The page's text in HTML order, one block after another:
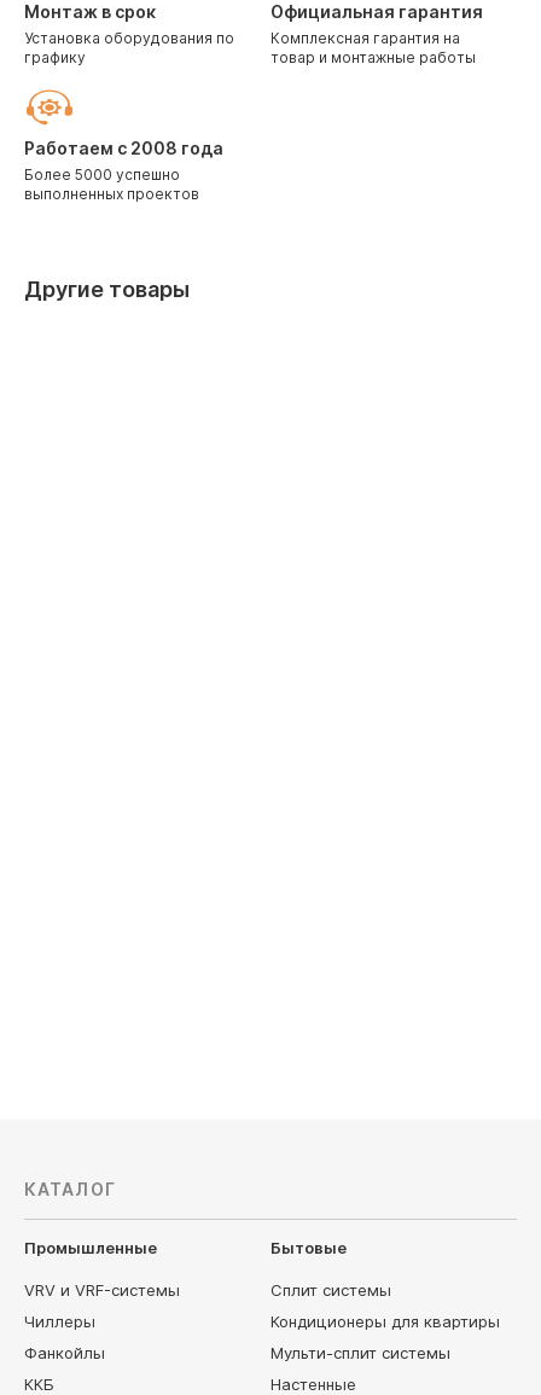
Монтаж в срок
Установка оборудования по
графику
Официальная гарантия
Комплексная гарантия на
товар и монтажные работы
Работаем с 2008 года
Более 5000 успешно
выполненных проектов
Другие товары
КАТАЛОГ
Промышленные
VRV и VRF-системы
Чиллеры
Фанкойлы
ККБ
Бытовые
Сплит системы
Кондиционеры для квартиры
Мульти-сплит системы
Настенные